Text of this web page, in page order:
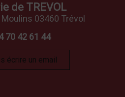
de TREVOL
Moulins 03460 Trévol
70 42 61 44
écrire un email